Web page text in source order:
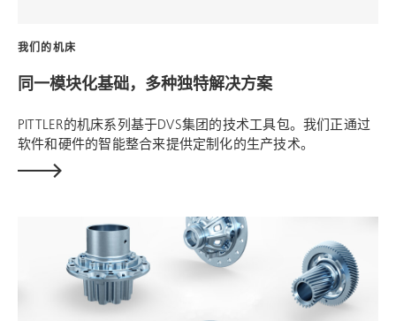
我们的机床
同一模块化基础，多种独特解决方案
PITTLER的机床系列基于DVS集团的技术工具包。我们正通过
软件和硬件的智能整合来提供定制化的生产技术。